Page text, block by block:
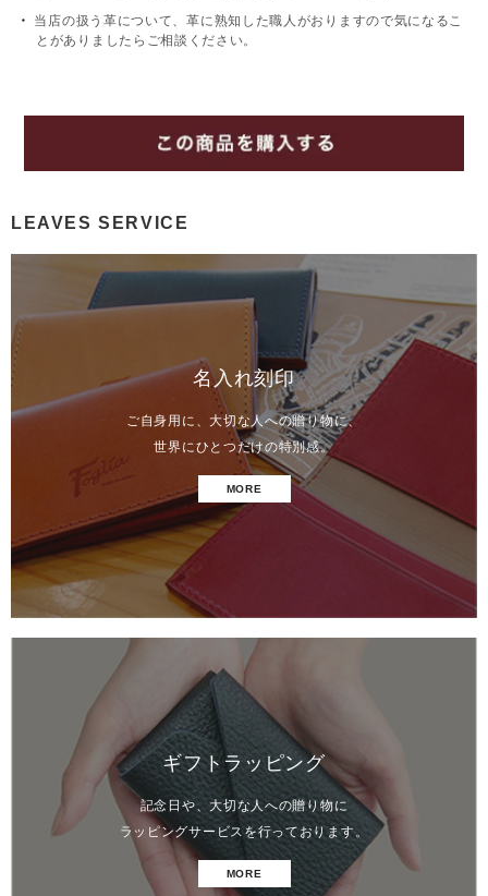
当店の扱う革について、革に熟知した職人がおりますので気になるこ
とがありましたらご相談ください。
LEAVES SERVICE
名入れ刻印
ご自身用に、大切な人への贈り物に、
世界にひとつだけの特別感。
MORE
ギフトラッピング
記念日や、大切な人への贈り物に
ラッピングサービスを行っております。
MORE